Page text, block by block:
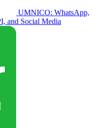
UMNICO: WhatsApp,
and Social Media